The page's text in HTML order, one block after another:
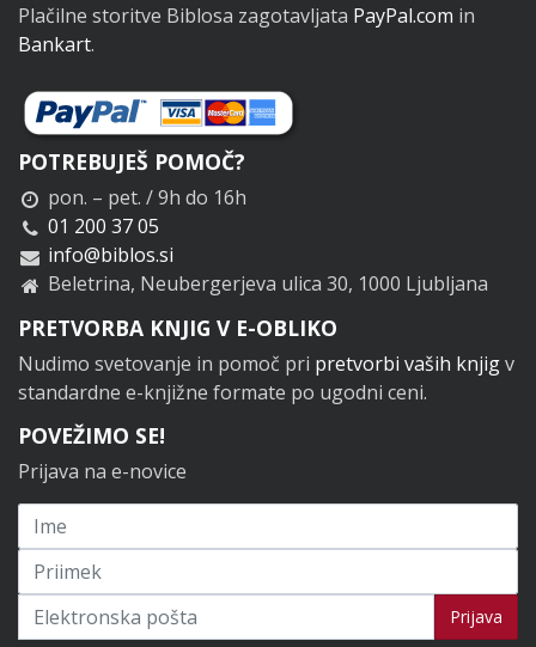
Plačilne storitve Biblosa zagotavljata PayPal.com in
Bankart.
POTREBUJEŠ POMOČ?
pon. – pet. / 9h do 16h
01 200 37 05
info@biblos.si
Beletrina, Neubergerjeva ulica 30, 1000 Ljubljana
PRETVORBA KNJIG V E-OBLIKO
Nudimo svetovanje in pomoč pri pretvorbi vaših knjigv
standardne e-knjižne formate po ugodni ceni.
POVEŽIMO SE!
Prijava na e-novice
Prijavi se na novice Prijava